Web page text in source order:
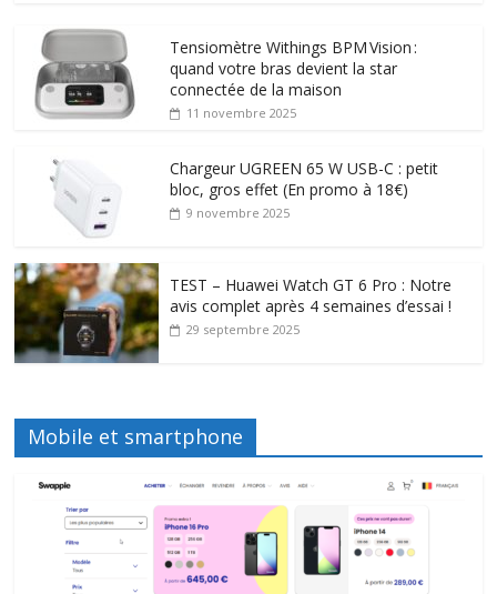
Tensiomètre Withings BPM Vision :
quand votre bras devient la star
connectée de la maison
11 novembre 2025
Chargeur UGREEN 65 W USB-C : petit
bloc, gros effet (En promo à 18€)
9 novembre 2025
TEST – Huawei Watch GT 6 Pro : Notre
avis complet après 4 semaines d’essai !
29 septembre 2025
Mobile et smartphone